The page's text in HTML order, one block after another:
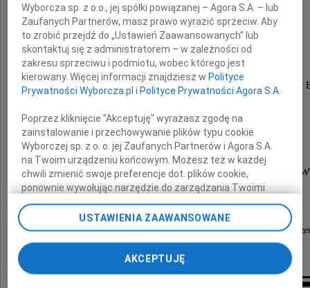
Joanny Jasiewicz
Dyrektor Podlaskiego Biura Planowania Przestrzennego w
wyrazy głębokiego współczucia
Rodzinie, najbliższym i
Koleżanki i Koledzy
z Kujawsko-Pomorskiego Biura Planowania
Wyborcza sp. z o.o., jej spółki powiązanej – Agora S.A. – lub
Zaufanych Partnerów, masz prawo wyrazić sprzeciw. Aby
to zrobić przejdź do „Ustawień Zaawansowanych” lub
skontaktuj się z administratorem – w zależności od
zakresu sprzeciwu i podmiotu, wobec którego jest
kierowany. Więcej informacji znajdziesz w Polityce
Prywatności Wyborcza.pl i Polityce Prywatności Agora S.A.
Poprzez kliknięcie "Akceptuję" wyrażasz zgodę na
zainstalowanie i przechowywanie plików typu cookie
Wyborczej sp. z o. o. jej Zaufanych Partnerów i Agora S.A.
na Twoim urządzeniu końcowym. Możesz też w każdej
chwili zmienić swoje preferencje dot. plików cookie,
ponownie wywołując narzędzie do zarządzania Twoimi
preferencjami dot. przetwarzania danych poprzez
odnośnik „Ustawienia prywatności” w stopce serwisu i
przechodząc do sekcji „Ustawienia zaawansowane”.
Zmiana ustawień plików cookie możliwa jest także za
pomocą ustawień przeglądarki.
USTAWIENIA ZAAWANSOWANE
AKCEPTUJĘ